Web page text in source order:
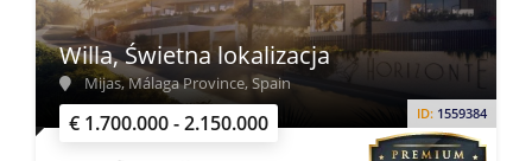
€ 1.700.000 - 2.150.000 ID: 1559384
Willa, Świetna lokalizacja
Mijas, Málaga Province, Spain